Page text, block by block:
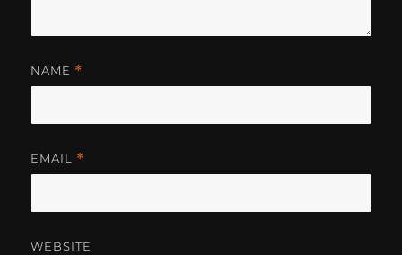
NAME *
EMAIL *
WEBSITE